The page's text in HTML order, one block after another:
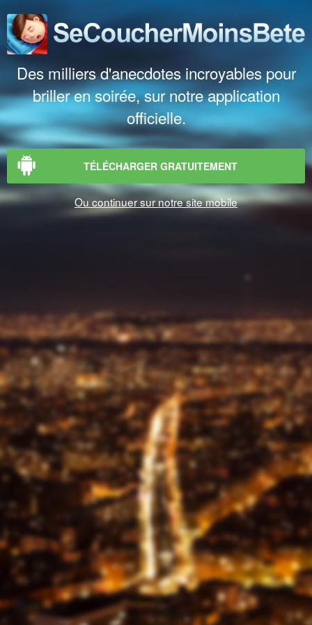
Des milliers d'anecdotes incroyables pour
briller en soirée, sur notre application
officielle.
TÉLÉCHARGER GRATUITEMENT
Ou continuer sur notre site mobile